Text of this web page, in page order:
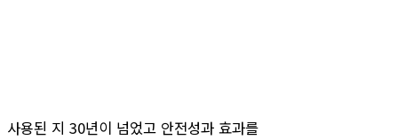
사용된 지 30년이 넘었고 안전성과 효과를